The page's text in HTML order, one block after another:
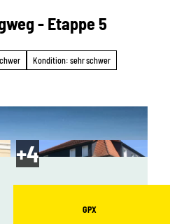
- Etappe 5
Kondition: sehr schwer
GPX